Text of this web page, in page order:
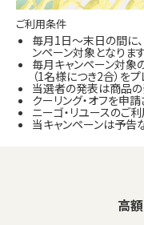
ご利用条件
毎月1日～末日の間に
ンペーン対象となります
毎月キャンペーン対象
（1名様につき2合）をプ
当選者の発表は商品の
クーリング・オフを申
ニーゴ・リユースのご
当キャンペーンは予告
高